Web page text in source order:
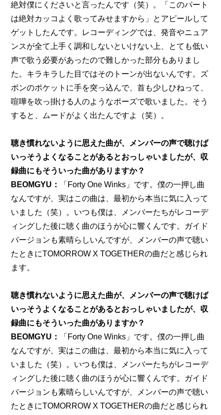
絶対僕にくださいと言ったんです（笑）。「このパート
は絶対カッコよく歌ってみせますから」とアピールして
ゲットしたんです。レコーディングでは、発音やニュア
ンスが全て上手く調和しないといけない上、とても低い
声で歌う必要があったので難しかった部分もありまし
た。キラキラした目ではそのトーンが出ないんです。ズ
ボンのポケットに手を突っ込んで、首も少しひねって、
喧嘩を吹っ掛ける人のようなポーズで歌いました。そう
すると、ムードがよく出たんですよ（笑）。
聴き慣れないように思えた曲が、メンバーの声で聴けば
いっそうよくなることがあるとおっしゃいましたが、収
録曲にもそういった曲がありますか？
BEOMGYU：
「Forty One Winks」です。僕の一押し曲
なんですが、実はこの曲は、最初から本当に気に入って
いました（笑）。いつも僕は、メンバーたちがレコーデ
ィングした後に聴く曲のほうが心に響くんです。ガイド
バージョンも素晴らしいんですが、メンバーの声で聴い
たときにTOMORROW X TOGETHERの曲だと感じられ
ます。
聴き慣れないように思えた曲が、メンバーの声で聴けば
いっそうよくなることがあるとおっしゃいましたが、収
録曲にもそういった曲がありますか？
BEOMGYU：
「Forty One Winks」です。僕の一押し曲
なんですが、実はこの曲は、最初から本当に気に入って
いました（笑）。いつも僕は、メンバーたちがレコーデ
ィングした後に聴く曲のほうが心に響くんです。ガイド
バージョンも素晴らしいんですが、メンバーの声で聴い
たときにTOMORROW X TOGETHERの曲だと感じられ